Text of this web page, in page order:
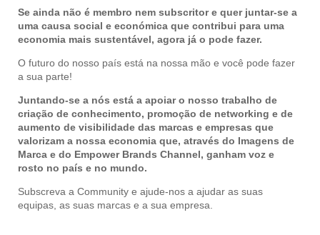
Se ainda não é membro nem subscritor e quer juntar-se a
uma causa social e económica que contribui para uma
economia mais sustentável, agora já o pode fazer.
O futuro do nosso país está na nossa mão e você pode fazer
a sua parte!
Juntando-se a nós está a apoiar o nosso trabalho de
criação de conhecimento, promoção de networking e de
aumento de visibilidade das marcas e empresas que
valorizam a nossa economia que, através do Imagens de
Marca e do Empower Brands Channel, ganham voz e
rosto no país e no mundo.
Subscreva a Community e ajude-nos a ajudar as suas
equipas, as suas marcas e a sua empresa.